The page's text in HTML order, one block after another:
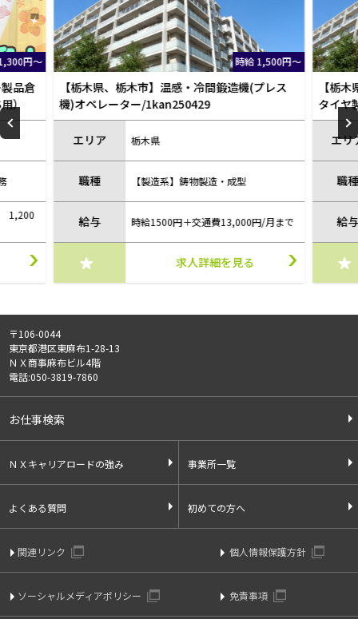
円～
レス
/月まで
時給 1,500円～
【栃木県、那須塩原市】月収31万円！黒磯駅！
タイヤ製造に伴う諸作業/1kan130513
エリア 栃木県
職種 【製造系】その他
給与 時給1500円＋交通費13,000円/月まで
求人詳細を見る
【栃
査・
エ
職
給
〒106-0044
東京都港区東麻布1-28-13
ＮＸ商事麻布ビル4階
電話:050-3819-7860
お仕事検索
ＮＸキャリアロードの強み 事業所一覧
よくある質問 初めての方へ
関連リンク 個人情報保護方針
ソーシャルメディアポリシー 免責事項